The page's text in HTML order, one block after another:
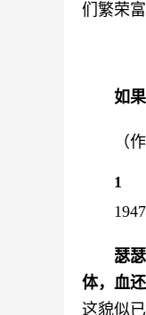
们繁荣
如
（作
1
1947
瑟
体，血
这貌似